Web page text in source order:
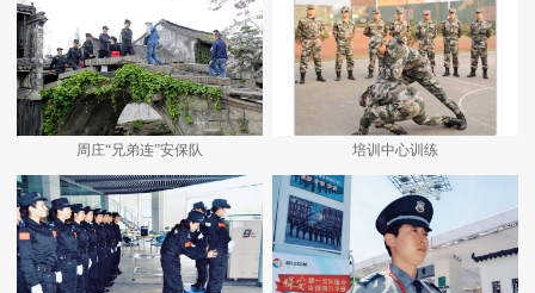
周庄“兄弟连”安保队 培训中心训练